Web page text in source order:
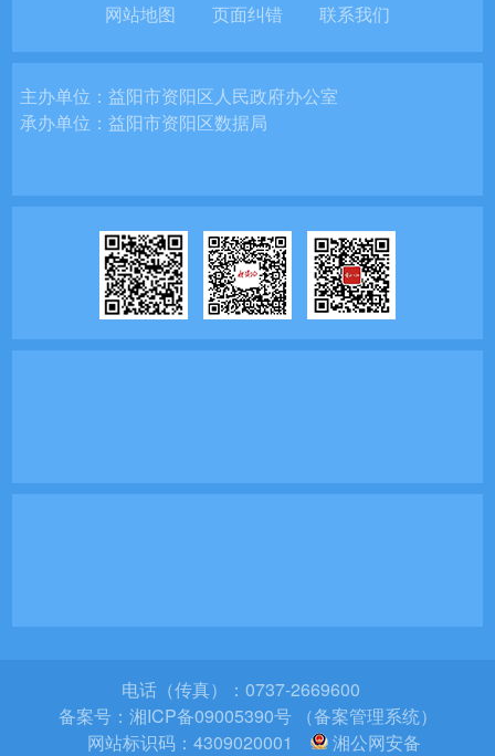
网站地图 页面纠错 联系我们
主办单位：益阳市资阳区人民政府办公室
承办单位：益阳市资阳区数据局
电话（传真）：0737-2669600
备案号： 湘ICP备09005390号 （备案管理系统）
网站标识码：4309020001
湘公网安备